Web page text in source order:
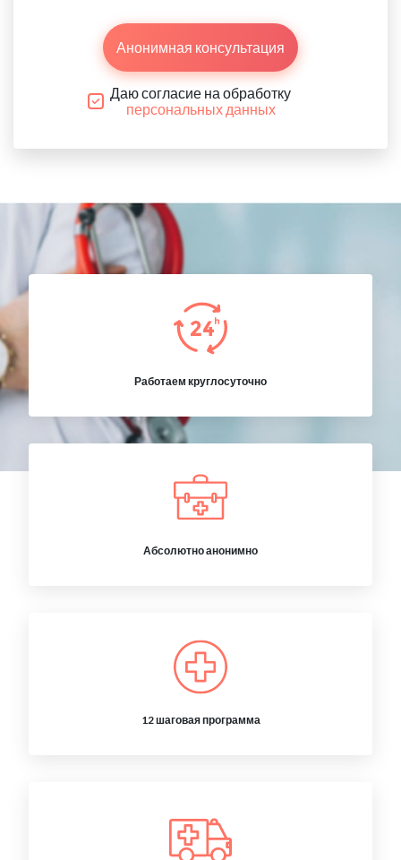
Анонимная консультация
Даю согласие на обработку
персональных данных
Работаем круглосуточно
Абсолютно анонимно
12 шаговая программа